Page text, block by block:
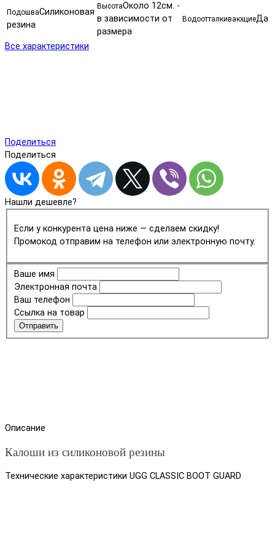
ПодошваСиликоновая
резина
ВысотаОколо 12см. -
в зависимости от
размера
ВодоотталкивающиеДа
Все характеристики
Поделиться
Поделиться
Нашли дешевле?
Если у конкурента цена ниже — сделаем скидку!
Промокод отправим на телефон или электронную почту.
Ваше имя
Электронная почта
Ваш телефон
Ссылка на товар
Отправить
Описание
Калоши из силиконовой резины
Технические характеристики UGG CLASSIC BOOT GUARD